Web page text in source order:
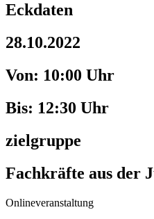
Eckdaten
28.10.2022
Von: 10:00 Uhr
Bis: 12:30 Uhr
zielgruppe
Fachkräfte aus der
Onlineveranstaltung